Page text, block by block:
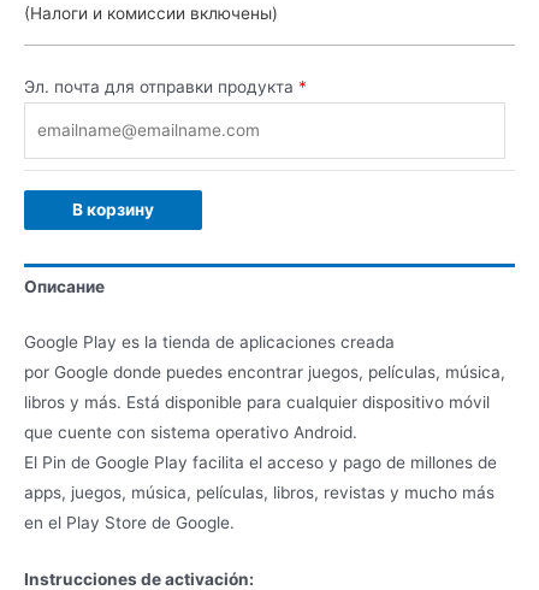
(Налоги и комиссии включены)
Эл. почта для отправки продукта *
В корзину
Описание
Google Play es la tienda de aplicaciones creada
por Google donde puedes encontrar juegos, películas, música,
libros y más. Está disponible para cualquier dispositivo móvil
que cuente con sistema operativo Android.
El Pin de Google Play facilita el acceso y pago de millones de
apps, juegos, música, películas, libros, revistas y mucho más
en el Play Store de Google.
Instrucciones de activación: